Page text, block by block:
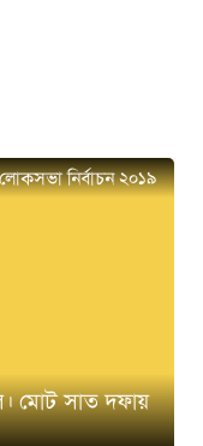
নির্বাচন ২০১৯
মোট সাত দফায়